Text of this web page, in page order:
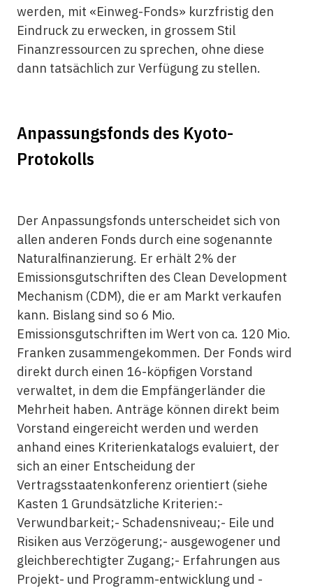
werden, mit «Einweg-Fonds» kurzfristig den
Eindruck zu erwecken, in grossem Stil
Finanzressourcen zu sprechen, ohne diese
dann tatsächlich zur Verfügung zu stellen.
Anpassungsfonds des Kyoto-
Protokolls
Der Anpassungsfonds unterscheidet sich von
allen anderen Fonds durch eine sogenannte
Naturalfinanzierung. Er erhält 2% der
Emissionsgutschriften des Clean Development
Mechanism (CDM), die er am Markt verkaufen
kann. Bislang sind so 6 Mio.
Emissionsgutschriften im Wert von ca. 120 Mio.
Franken zusammengekommen. Der Fonds wird
direkt durch einen 16-köpfigen Vorstand
verwaltet, in dem die Empfängerländer die
Mehrheit haben. Anträge können direkt beim
Vorstand eingereicht werden und werden
anhand eines Kriterienkatalogs evaluiert, der
sich an einer Entscheidung der
Vertragsstaatenkonferenz orientiert (siehe
Kasten 1 Grundsätzliche Kriterien:-
Verwundbarkeit;- Schadensniveau;- Eile und
Risiken aus Verzögerung;- ausgewogener und
gleichberechtigter Zugang;- Erfahrungen aus
Projekt- und Programm-entwicklung und -